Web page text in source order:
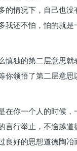
的情况下，自己也没
我还不怕，怕的就是
慎独的第二层意思就
你领悟了第二层意
在你一个人的时候，
言行举止，不逾越道
良好的思想道德陶冶